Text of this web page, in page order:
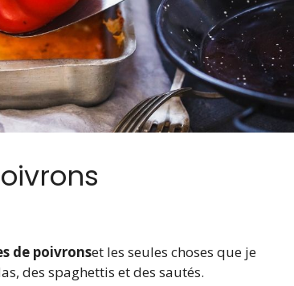
de poivronset les seules choses que je
des spaghettis et des sautés.